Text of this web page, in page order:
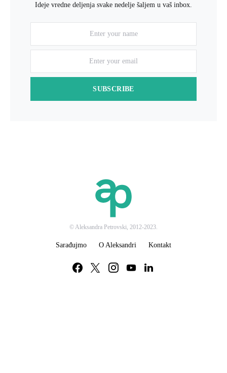
Ideje vredne deljenja svake nedelje šaljem u vaš inbox.
SUBSCRIBE
© Aleksandra Petrovski, 2012-2023.
Sarađujmo O Aleksandri Kontakt